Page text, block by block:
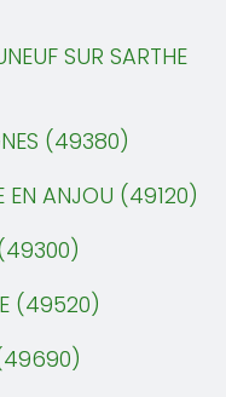
SUR SARTHE
(49380)
ANJOU (49120)
(49520)